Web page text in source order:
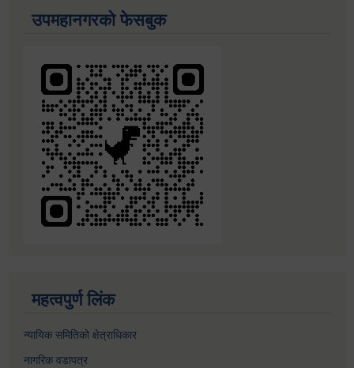
उपमहानगरको फेसबुक
महत्वपुर्ण लिंक
न्यायिक समितिको क्षेत्राधिकार
नागरिक वडापत्र